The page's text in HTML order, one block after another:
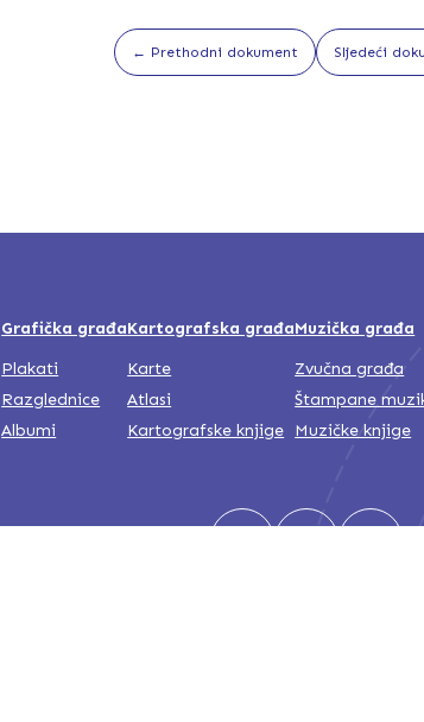
← Prethodni dokument Sljedeći
Grafička građa
Plakati
Razglednice
Albumi
Kartografska građa
Karte
Atlasi
Kartografske knjige
Muzička građa
Zvučna građa
Štampane
Muzičke knjige